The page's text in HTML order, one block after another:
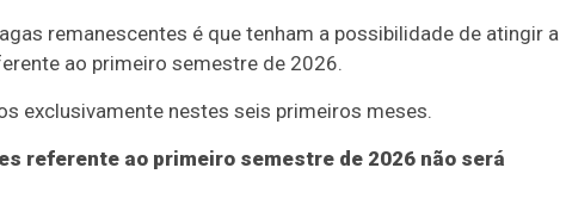
remanescentes é que tenham a possibilidade de atingir a
ao primeiro semestre de 2026.
exclusivamente nestes seis primeiros meses.
referente ao primeiro semestre de 2026 não será